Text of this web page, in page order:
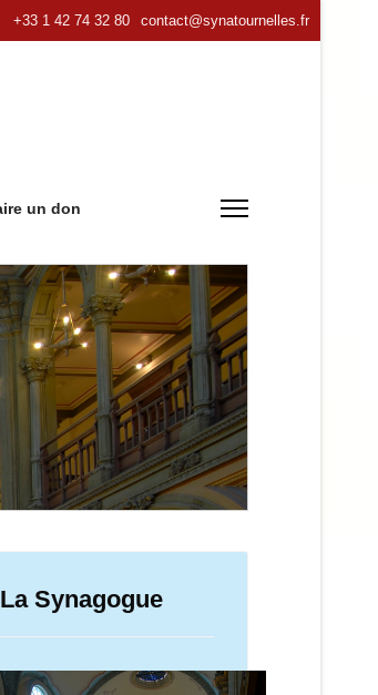
+33 1 42 74 32 80 contact@synatournelles.fr
un don
La Synagogue